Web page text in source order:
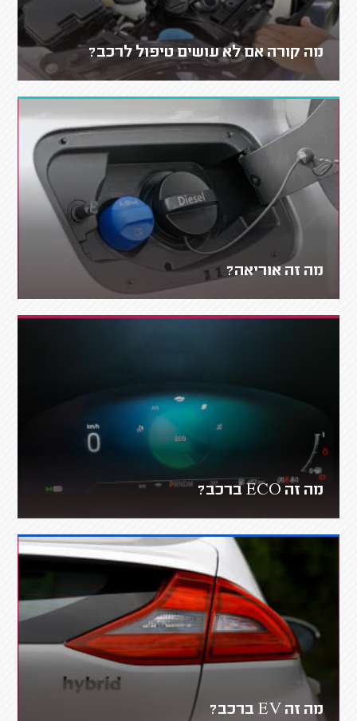
מה קורה אם לא עושים טיפול לרכב?
מה זה אוריאה?
מה זה ECO ברכב?
מה זה EV ברכב?